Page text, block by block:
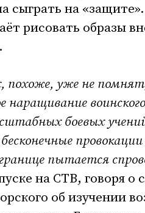
сыграть на
рисовать образы
похоже, уже не
наращивание
боевых
пытается
на СТВ, говоря о
об изучении